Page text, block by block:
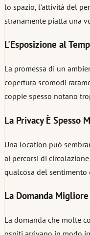
lo spazio, l'attività del
stranamente piatta una
L'Esposizione al
La promessa di un
copertura scomodi
coppie spesso notano
La Privacy È Spesso
Una location può
ai percorsi di
qualcosa del
La Domanda
La domanda che molte